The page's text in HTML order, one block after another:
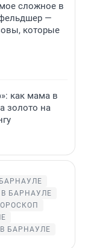
сложное в
—
которые
как мама в
золото на
БАРНАУЛЕ
БАРНАУЛЕ